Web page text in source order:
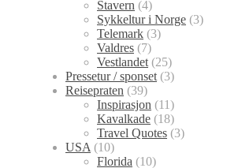
Stavern (4)
Sykkeltur i Norge (3)
Telemark (3)
Valdres (7)
Vestlandet (25)
Pressetur / sponset (3)
Reisepraten (39)
Inspirasjon (11)
Kavalkade (18)
Travel Quotes (3)
USA (10)
Florida (10)